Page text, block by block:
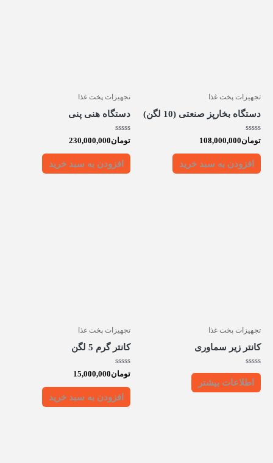
تجهیزات پخت غذا
دستگاه بخارپز صنعتی (10 لگن)
امتیاز
0
از
تومان108,000,000
افزودن به سبد خرید
تجهیزات پخت غذا
دستگاه هنی پنی
امتیاز
0
از
تومان230,000,000
افزودن به سبد خرید
تجهیزات پخت غذا
کانتر زیر سماوری
امتیاز
5
اطلاعات بیشتر
تجهیزات پخت غذا
کانتر گرم 5 لگن
امتیاز
0
از
تومان15,000,000
افزودن به سبد خرید